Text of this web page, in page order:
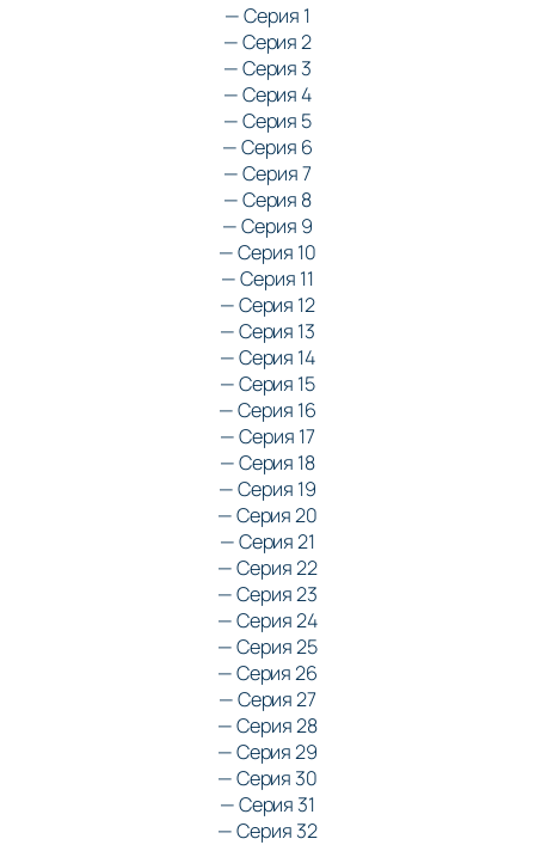
— Серия 1
— Серия 2
— Серия 3
— Серия 4
— Серия 5
— Серия 6
— Серия 7
— Серия 8
— Серия 9
— Серия 10
— Серия 11
— Серия 12
— Серия 13
— Серия 14
— Серия 15
— Серия 16
— Серия 17
— Серия 18
— Серия 19
— Серия 20
— Серия 21
— Серия 22
— Серия 23
— Серия 24
— Серия 25
— Серия 26
— Серия 27
— Серия 28
— Серия 29
— Серия 30
— Серия 31
— Серия 32